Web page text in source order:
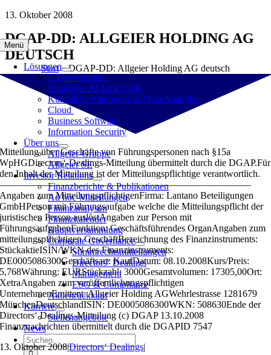
Zum
springen
Menü
Lösungen
E-Government
Enterprise AI Low Code
Künstliche Intelligenz & Data Analytics
Cloud
Business Software
Information Security
Über uns
Allgeier-Gruppe
Allgeier SE
Investor Relations
Finanzberichte & Publikationen
Ad hoc-Mitteilungen
Finanzanalysen
Finanzkalender
Hauptversammlung
Corporate Governance
Stimmrechtsmitteilungen
Directors‘ Dealings
Management
ESG & Compliance
Aktienrückkauf
Karriere
Stellenangebote
News
Suche
nach:
13. Oktober 2008
DGAP-DD: ALLGEIER HOLDING AG
DEUTSCH
Start»DGAP-DD: Allgeier Holding AG deutsch
Mitteilung über Geschäfte von Führungspersonen nach §15a
WpHGDirectors‘-Dealings-Mitteilung übermittelt durch die DGAP.Für
den Inhalt der Mitteilung ist der Mitteilungspflichtige verantwortlich.
——————————————————————————
Angaben zum MitteilungspflichtigenFirma: Lantano Beteiligungen
GmbHPerson mit Führungsaufgabe welche die Mitteilungspflicht der
juristischen Person auslöstAngaben zur Person mit
FührungsaufgabenFunktion: Geschäftsführendes OrganAngaben zum
mitteilungspflichtigen GeschäftBezeichnung des Finanzinstruments:
StückaktieISIN/WKN des Finanzinstruments:
DE0005086300Geschäftsart: KaufDatum: 08.10.2008Kurs/Preis:
5,768Währung: EURStückzahl: 3000Gesamtvolumen: 17305,00Ort:
XetraAngaben zum veröffentlichungspflichtigen
UnternehmenEmittent: Allgeier Holding AGWehrlestrasse 1281679
MünchenDeutschlandISIN: DE0005086300WKN: 508630Ende der
Directors‘ Dealings-Mitteilung (c) DGAP 13.10.2008
Finanznachrichten übermittelt durch die DGAPID 7547
13. Oktober 2008|Directors‘ Dealings|